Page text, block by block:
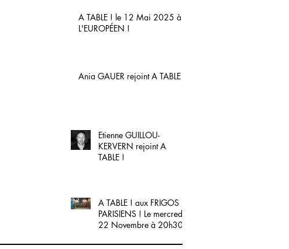
A TABLE ! le 12 Mai 2025 à
L'EUROPÉEN !
Ania GAUER rejoint A TABLE !
Etienne GUILLOU-
KERVERN rejoint A
TABLE !
A TABLE ! aux FRIGOS
PARISIENS ! Le mercredi
22 Novembre à 20h30.